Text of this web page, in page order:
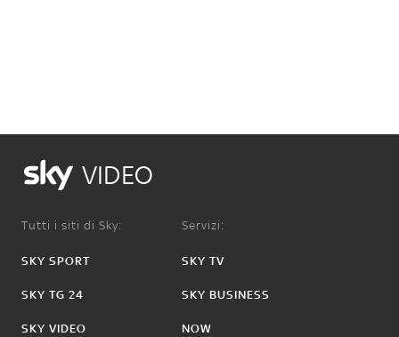
VIDEO
Tutti i siti di Sky:
SKY SPORT
SKY TG 24
SKY VIDEO
Servizi:
SKY TV
SKY BUSINESS
NOW